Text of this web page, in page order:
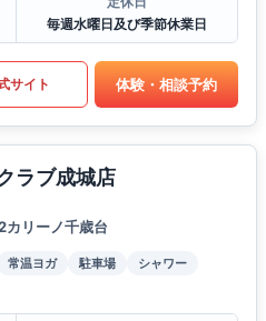
毎週水曜日及び季節休業日
サイト 体験・相談予約
ラブ成城店
リーノ千歳台
常温ヨガ 駐車場
シャワー